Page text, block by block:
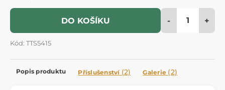
DO KOŠÍKU - +
Kód: TTS5415
Popis produktu Příslušenství (2) Galerie (2)